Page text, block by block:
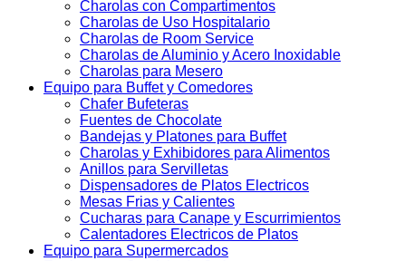
Charolas con Compartimentos
Charolas de Uso Hospitalario
Charolas de Room Service
Charolas de Aluminio y Acero Inoxidable
Charolas para Mesero
Equipo para Buffet y Comedores
Chafer Bufeteras
Fuentes de Chocolate
Bandejas y Platones para Buffet
Charolas y Exhibidores para Alimentos
Anillos para Servilletas
Dispensadores de Platos Electricos
Mesas Frias y Calientes
Cucharas para Canape y Escurrimientos
Calentadores Electricos de Platos
Equipo para Supermercados